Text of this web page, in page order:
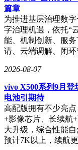
篇章
为推进基层治理数
字治理机遇，依托“
能、机制创新、服
请、云端调解、闭
2026-08-07
vivo X500系列9月
电池引期待
高配版拥有不少亮
+影像芯片、长续航
大升级，综合性能
预计7K以上，续航